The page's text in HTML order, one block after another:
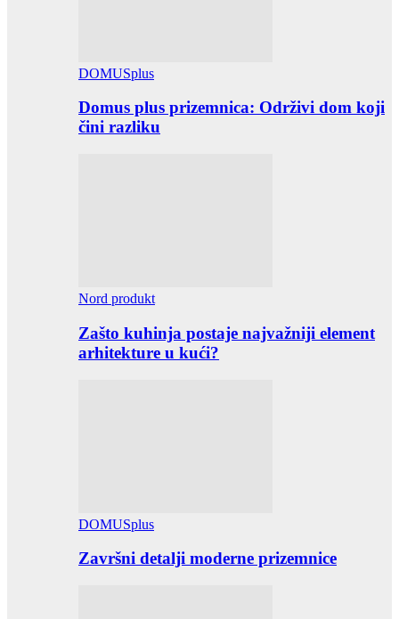
DOMUSplus
Domus plus prizemnica: Održivi dom koji
čini razliku
Nord produkt
Zašto kuhinja postaje najvažniji element
arhitekture u kući?
DOMUSplus
Završni detalji moderne prizemnice